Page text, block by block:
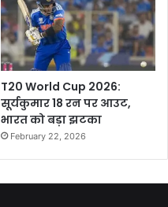
T20 World Cup 2026:
सूर्यकुमार 18 रन पर आउट,
भारत को बड़ा झटका
February 22, 2026